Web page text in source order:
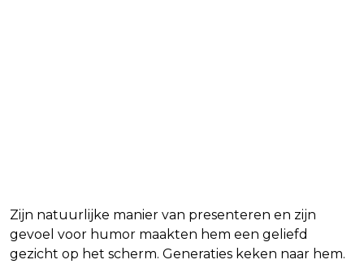
Zijn natuurlijke manier van presenteren en zijn
gevoel voor humor maakten hem een geliefd
gezicht op het scherm. Generaties keken naar hem.